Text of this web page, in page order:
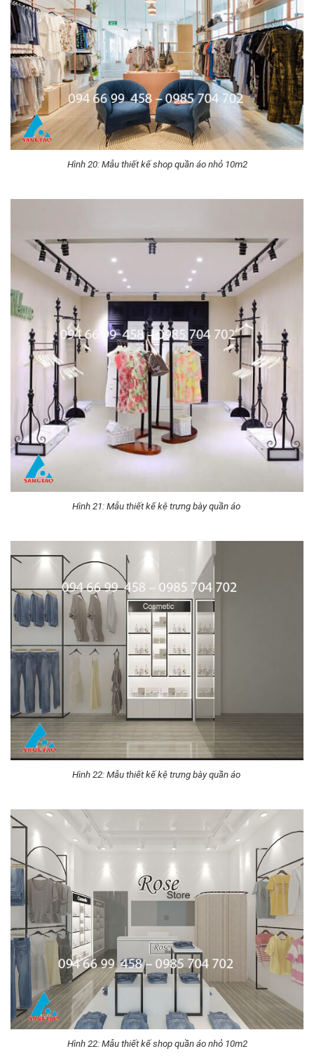
Hình 20: Mẫu thiết kế shop quần áo nhỏ 10m2
Hình 21: Mẫu thiết kế kệ trưng bày quần áo
Hình 22: Mẫu thiết kế kệ trưng bày quần áo
Hình 22: Mẫu thiết kế shop quần áo nhỏ 10m2